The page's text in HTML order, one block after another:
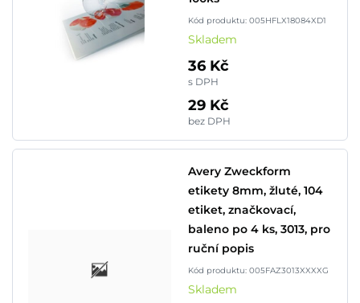
Kód produktu: 005HFLX18084XD1
Skladem
36 Kč
s DPH
29 Kč
bez DPH
Avery Zweckform
etikety 8mm, žluté, 104
etiket, značkovací,
baleno po 4 ks, 3013, pro
ruční popis
Kód produktu: 005FAZ3013XXXXG
Skladem